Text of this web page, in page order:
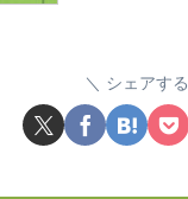
シェアする